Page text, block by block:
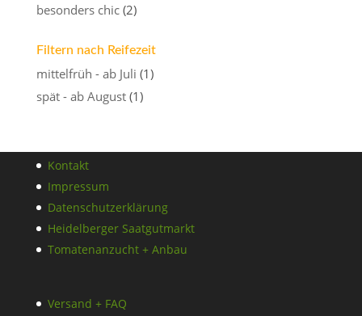
besonders chic (2)
Filtern nach Reifezeit
mittelfrüh - ab Juli (1)
spät - ab August (1)
Kontakt
Impressum
Datenschutzerklärung
Heidelberger Saatgutmarkt
Tomatenanzucht + Anbau
Versand + FAQ